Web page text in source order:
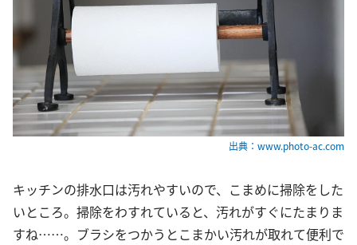
出典：www.photo-ac.com
キッチンの排水口は汚れやすいので、こまめに掃除をした
いところ。掃除をわすれていると、汚れがすぐにたまりま
すね……。ブラシをつかうとこまかい汚れが取れて便利で